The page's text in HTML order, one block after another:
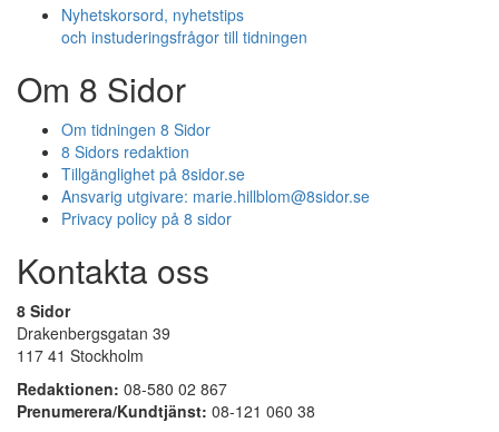
Nyhetskorsord, nyhetstips
och instuderingsfrågor till tidningen
Om 8 Sidor
Om tidningen 8 Sidor
8 Sidors redaktion
Tillgänglighet på 8sidor.se
Ansvarig utgivare: marie.hillblom@8sidor.se
Privacy policy på 8 sidor
Kontakta oss
8 Sidor
Drakenbergsgatan 39
117 41 Stockholm
Redaktionen: 08-580 02 867
Prenumerera/Kundtjänst: 08-121 060 38